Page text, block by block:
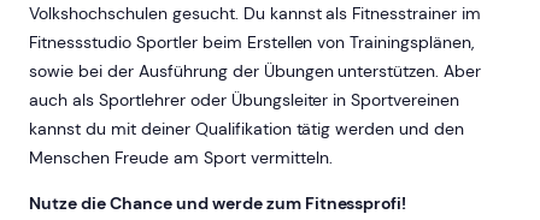
Volkshochschulen gesucht. Du kannst als Fitnesstrainer im
Fitnessstudio Sportler beim Erstellen von Trainingsplänen,
sowie bei der Ausführung der Übungen unterstützen. Aber
auch als Sportlehrer oder Übungsleiter in Sportvereinen
kannst du mit deiner Qualifikation tätig werden und den
Menschen Freude am Sport vermitteln.
Nutze die Chance und werde zum Fitnessprofi!